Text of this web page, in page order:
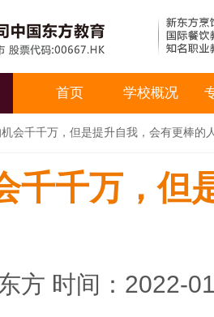
首页 学校概况
会千千万，但是提升自我，会有更棒的
千千万，但
方 时间：2022-